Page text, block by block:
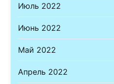
Июль 2022
Июнь 2022
Май 2022
Апрель 2022